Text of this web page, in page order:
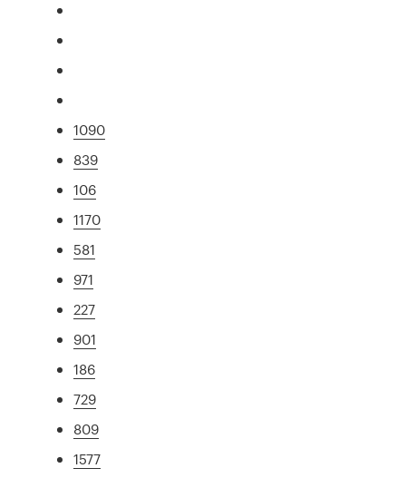
1090
839
106
1170
581
971
227
901
186
729
809
1577